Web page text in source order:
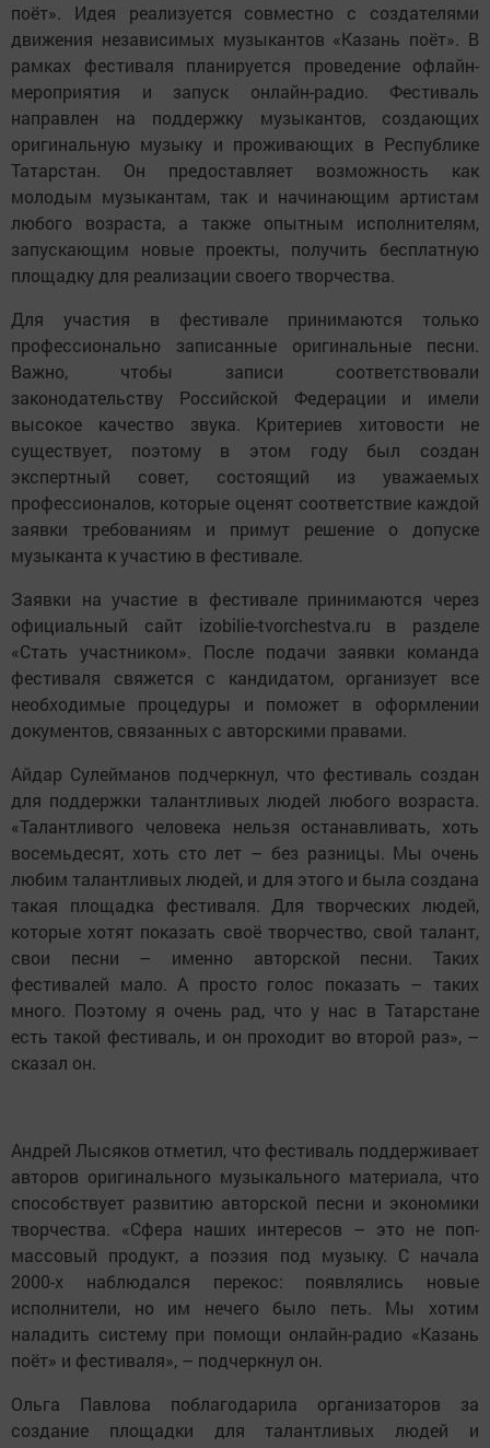
поёт». Идея реализуется совместно с создателями
движения независимых музыкантов «Казань поёт». В
рамках фестиваля планируется проведение офлайн-
мероприятия и запуск онлайн-радио. Фестиваль
направлен на поддержку музыкантов, создающих
оригинальную музыку и проживающих в Республике
Татарстан. Он предоставляет возможность как
молодым музыкантам, так и начинающим артистам
любого возраста, а также опытным исполнителям,
запускающим новые проекты, получить бесплатную
площадку для реализации своего творчества.
Для участия в фестивале принимаются только
профессионально записанные оригинальные песни.
Важно, чтобы записи соответствовали
законодательству Российской Федерации и имели
высокое качество звука. Критериев хитовости не
существует, поэтому в этом году был создан
экспертный совет, состоящий из уважаемых
профессионалов, которые оценят соответствие каждой
заявки требованиям и примут решение о допуске
музыканта к участию в фестивале.
Заявки на участие в фестивале принимаются через
официальный сайт izobilie-tvorchestva.ru в разделе
«Стать участником». После подачи заявки команда
фестиваля свяжется с кандидатом, организует все
необходимые процедуры и поможет в оформлении
документов, связанных с авторскими правами.
Айдар Сулейманов подчеркнул, что фестиваль создан
для поддержки талантливых людей любого возраста.
«Талантливого человека нельзя останавливать, хоть
восемьдесят, хоть сто лет – без разницы. Мы очень
любим талантливых людей, и для этого и была создана
такая площадка фестиваля. Для творческих людей,
которые хотят показать своё творчество, свой талант,
свои песни – именно авторской песни. Таких
фестивалей мало. А просто голос показать – таких
много. Поэтому я очень рад, что у нас в Татарстане
есть такой фестиваль, и он проходит во второй раз», –
сказал он.
Андрей Лысяков отметил, что фестиваль поддерживает
авторов оригинального музыкального материала, что
способствует развитию авторской песни и экономики
творчества. «Сфера наших интересов – это не поп-
массовый продукт, а поэзия под музыку. С начала
2000-х наблюдался перекос: появлялись новые
исполнители, но им нечего было петь. Мы хотим
наладить систему при помощи онлайн-радио «Казань
поёт» и фестиваля», – подчеркнул он.
Ольга Павлова поблагодарила организаторов за
создание площадки для талантливых людей и